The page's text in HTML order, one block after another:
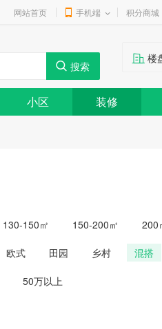
网站首页 手机端 积分商城
楼
小区 装修
130-150㎡ 150-200㎡ 200
欧式 田园 乡村 混搭
50万以上